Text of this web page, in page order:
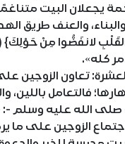
يجعلان البيت
والبناء، والعنف طريق
كله».
تعاون الزوجين
فالتعامل
- صلى الله عليه وسلم
الزوجين على ما